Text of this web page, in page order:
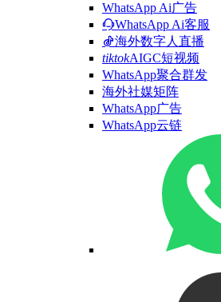
WhatsApp Ai广告
WhatsApp Ai客服
海外数字人直播
tiktokAIGC短视频
WhatsApp聚合群发
海外社媒矩阵
WhatsApp广告
WhatsApp云链